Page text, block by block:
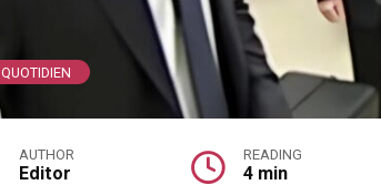
QUOTIDIEN
AUTHOR
Editor
READING
4 min